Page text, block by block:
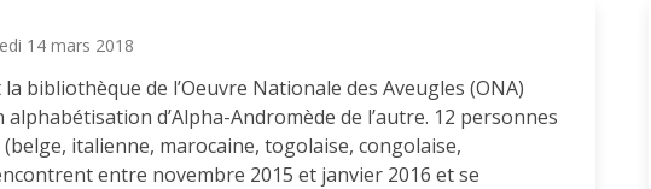
14 mars 2018
bibliothèque de l’Oeuvre Nationale des Aveugles (ONA)
d’Alpha-Andromède de l’autre. 12 personnes
italienne, marocaine, togolaise, congolaise,
entre novembre 2015 et janvier 2016 et se